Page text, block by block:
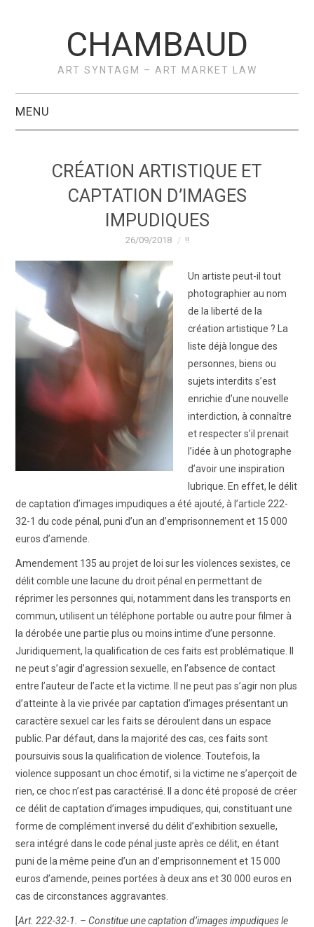
CHAMBAUD
ART SYNTAGM – ART MARKET LAW
MENU
ACTUS
ART WINNERS
CONTACT
CRÉATION ARTISTIQUE ET
CAPTATION D’IMAGES
IMPUDIQUES
26/09/2018 !!
Un artiste peut-il tout
photographier au nom
de la liberté de la
création artistique ? La
liste déjà longue des
personnes, biens ou
sujets interdits s’est
enrichie d’une nouvelle
interdiction, à connaître
et respecter s’il prenait
l’idée à un photographe
d’avoir une inspiration
lubrique. En effet, le délit
de captation d’images impudiques a été ajouté, à l’article 222-
32-1 du code pénal, puni d’un an d’emprisonnement et 15 000
euros d’amende.
Amendement 135 au projet de loi sur les violences sexistes, ce
délit comble une lacune du droit pénal en permettant de
réprimer les personnes qui, notamment dans les transports en
commun, utilisent un téléphone portable ou autre pour filmer à
la dérobée une partie plus ou moins intime d’une personne.
Juridiquement, la qualification de ces faits est problématique. Il
ne peut s’agir d’agression sexuelle, en l’absence de contact
entre l’auteur de l’acte et la victime. Il ne peut pas s’agir non plus
d’atteinte à la vie privée par captation d’images présentant un
caractère sexuel car les faits se déroulent dans un espace
public. Par défaut, dans la majorité des cas, ces faits sont
poursuivis sous la qualification de violence. Toutefois, la
violence supposant un choc émotif, si la victime ne s’aperçoit de
rien, ce choc n’est pas caractérisé. Il a donc été proposé de créer
ce délit de captation d’images impudiques, qui, constituant une
forme de complément inversé du délit d’exhibition sexuelle,
sera intégré dans le code pénal juste après ce délit, en étant
puni de la même peine d’un an d’emprisonnement et 15 000
euros d’amende, peines portées à deux ans et 30 000 euros en
cas de circonstances aggravantes.
[Art. 222-32-1. – Constitue une captation d’images impudiques le